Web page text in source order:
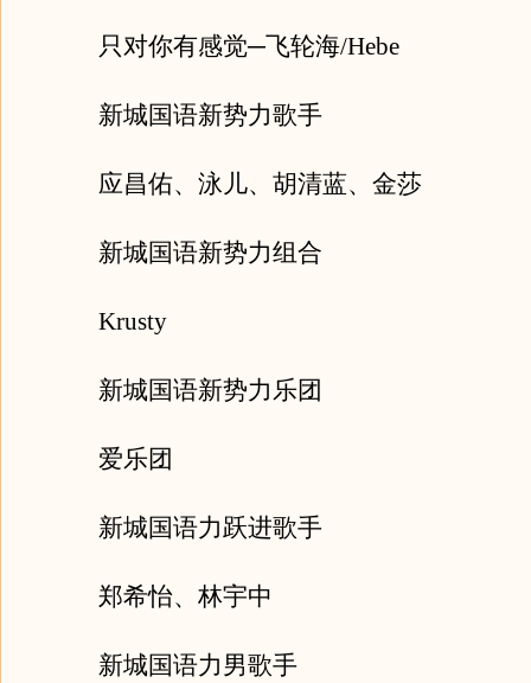
只对你有感觉─飞轮海/Hebe
新城国语新势力歌手
应昌佑、泳儿、胡清蓝、金莎
新城国语新势力组合
Krusty
新城国语新势力乐团
爱乐团
新城国语力跃进歌手
郑希怡、林宇中
新城国语力男歌手